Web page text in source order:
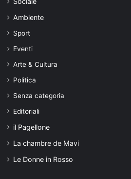
Ambiente
Sport
Eventi
Arte & Cultura
Politica
Senza categoria
Editoriali
il Pagellone
La chambre de Mavi
Le Donne in Rosso